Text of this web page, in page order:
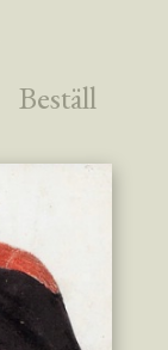
Beställ